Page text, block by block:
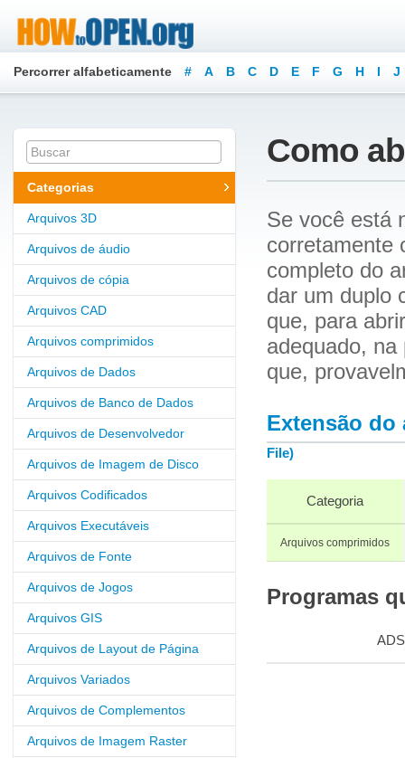
Percorrer alfabeticamente # A B C D E F G H I J
Categorias
Arquivos 3D
Arquivos de áudio
Arquivos de cópia
Arquivos CAD
Arquivos comprimidos
Arquivos de Dados
Arquivos de Banco de Dados
Arquivos de Desenvolvedor
Arquivos de Imagem de Disco
Arquivos Codificados
Arquivos Executáveis
Arquivos de Fonte
Arquivos de Jogos
Arquivos GIS
Arquivos de Layout de Página
Arquivos Variados
Arquivos de Complementos
Arquivos de Imagem Raster
Como
Se você está
corretamente
completo do
dar um duplo
que, para
adequado,
que,
Extensão do
File)
Categoria
Arquivos comprimidos
Programas
ADS